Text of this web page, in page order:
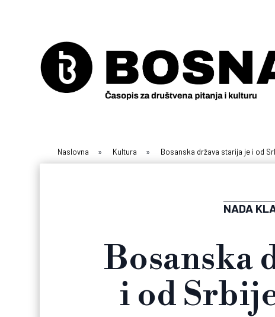
Naslovna » Kultura » Bosanska država starija je i od
NADA
Bosanska
i od